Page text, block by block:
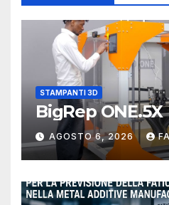
STAMPANTI 3D
BigRep ONE.5X
AGOSTO 6, 2026